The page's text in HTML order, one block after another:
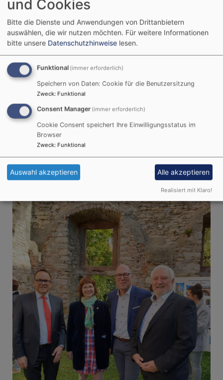
Baudenkmals. Ein Wahrzeichen mit einer
Ausstrahlung über die Ortsgrenzen hinaus. Ein
Wahrzeichen, zu dessen Erhalt auch die
Nachbargemeinden Margetshöchheim und
Erlabrunn, der Dekanatsbezirk Würzburg, die
Evangelische Landeskirche, der Bezirk und die
Landesstiftung Denkmalschutz beitrugen. Die
Sanierung wird ca. 800.000 € kosten. Ein Betrag
von 250.000 € konnte noch nicht aufgebracht
werden. Dafür wirbt die Kirchengemeinde um
weitere Unterstützung.
und Cookies
Bitte die Dienste und Anwendungen von Drittanbietern
auswählen, die wir nutzen möchten. Für weitere Informationen
bitte unsere Datenschutzhinweise lesen.
Funktional (immer erforderlich)
Speichern von Daten: Cookie für die Benutzersitzung
Zweck: Funktional
Consent Manager (immer erforderlich)
Cookie Consent speichert Ihre Einwilligungsstatus im
Browser
Zweck: Funktional
Auswahl akzeptieren Alle akzeptieren
Realisiert mit Klaro!